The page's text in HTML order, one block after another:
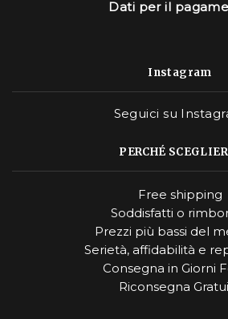
Dati per il
Instagram
Seguici su
PERCHÉ
Free shipping
Soddisfatti o
Prezzi più bassi del
Serietà, affidabilità e
Consegna in Giorni
Riconsegna